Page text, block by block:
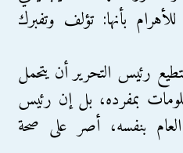
بأنها: تؤلف وتفبرك
رئيس التحرير أن يتحمل
بمفرده، بل إن رئيس
بنفسه، أصر على صحة